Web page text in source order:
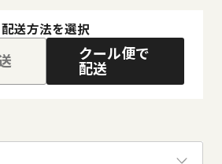
配送方法を選択
クール便で
配送